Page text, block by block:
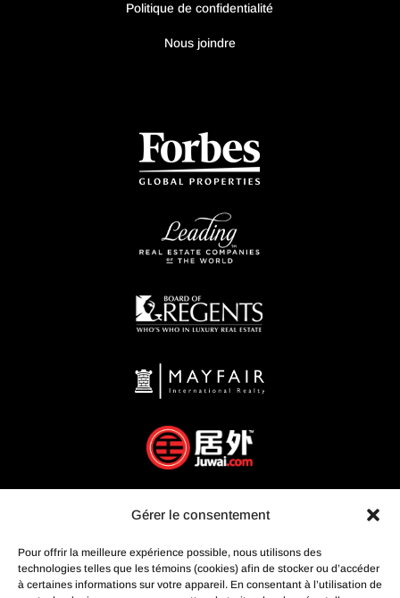
Gérer le consentement
Pour offrir la meilleure expérience possible, nous utilisons des
technologies telles que les témoins (cookies) afin de stocker ou d’accéder
à certaines informations sur votre appareil. En consentant à l’utilisation de
Politique de confidentialité
Nous joindre